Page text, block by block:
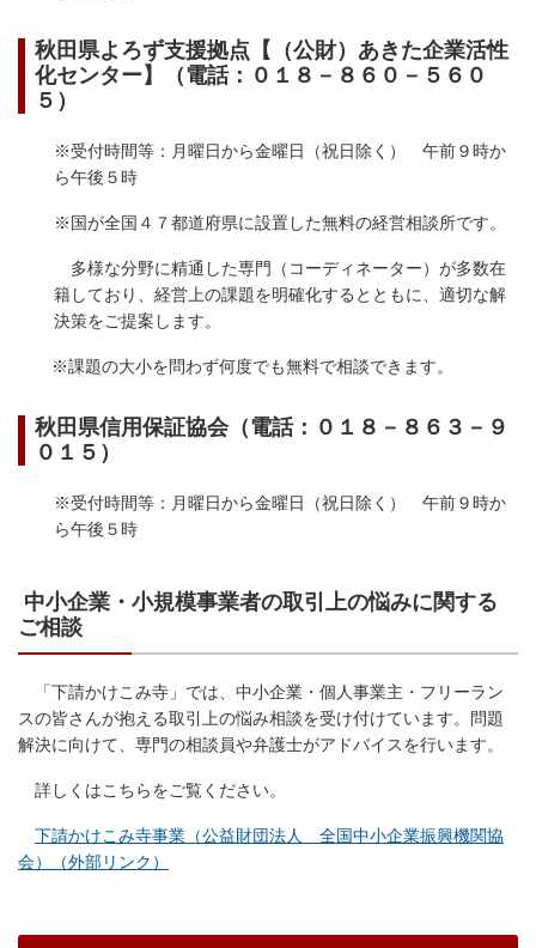
秋田県よろず支援拠点【（公財）あきた企業活性
化センター】（電話：０１８－８６０－５６０
５）
※受付時間等：月曜日から金曜日（祝日除く） 午前９時か
ら午後５時
※国が全国４７都道府県に設置した無料の経営相談所です。
多様な分野に精通した専門（コーディネーター）が多数在
籍しており、経営上の課題を明確化するとともに、適切な解
決策をご提案します。
※課題の大小を問わず何度でも無料で相談できます。
秋田県信用保証協会（電話：０１８－８６３－９
０１５）
※受付時間等：月曜日から金曜日（祝日除く） 午前９時か
ら午後５時
中小企業・小規模事業者の取引上の悩みに関する
ご相談
「下請かけこみ寺」では、中小企業・個人事業主・フリーラン
スの皆さんが抱える取引上の悩み相談を受け付けています。問題
解決に向けて、専門の相談員や弁護士がアドバイスを行います。
詳しくはこちらをご覧ください。
下請かけこみ寺事業（公益財団法人 全国中小企業振興機関協
会）（外部リンク）